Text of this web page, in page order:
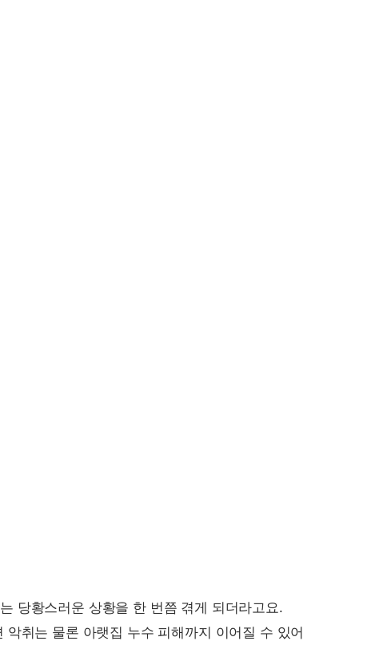
당황스러운 상황을 한 번쯤 겪게 되더라고요.
취는 물론 아랫집 누수 피해까지 이어질 수 있어